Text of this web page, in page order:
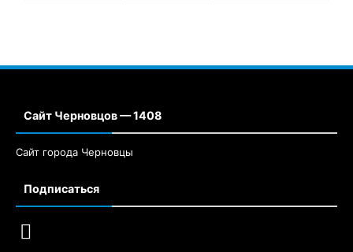
Сайт Черновцов — 1408
Сайт города Черновцы
Подписаться